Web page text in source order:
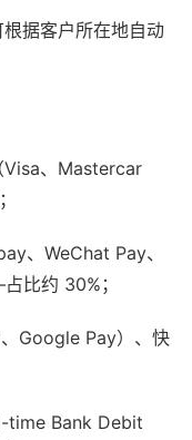
据客户所在地自动
Visa、Mastercar
、WeChat Pay、
比约 30%；
Google Pay）、快
time Bank Debit